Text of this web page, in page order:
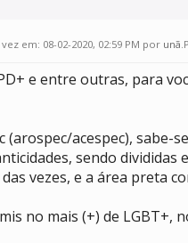
em: 08-02-2020, 02:59 PM por unã
e entre outras, para
acespec),
sendo
vezes, e a área preta
no mais (+) de LGBT+,